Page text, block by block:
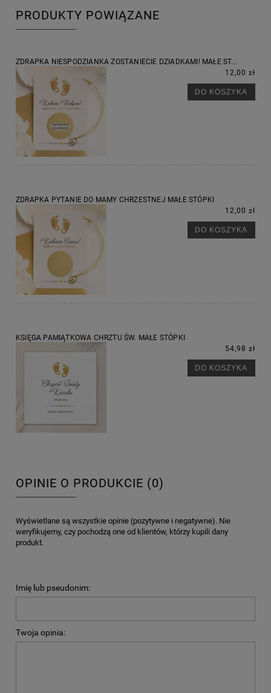
PRODUKTY POWIĄZANE
ZDRAPKA NIESPODZIANKA ZOSTANIECIE DZIADKAMI! MAŁE ST...
12,00 zł
DO KOSZYKA
ZDRAPKA PYTANIE DO MAMY CHRZESTNEJ MAŁE STÓPKI
12,00 zł
DO KOSZYKA
KSIĘGA PAMIĄTKOWA CHRZTU ŚW. MAŁE STÓPKI
54,98 zł
DO KOSZYKA
OPINIE O PRODUKCIE (0)
Wyświetlane są wszystkie opinie (pozytywne i negatywne). Nie
weryfikujemy, czy pochodzą one od klientów, którzy kupili dany
produkt.
Imię lub pseudonim:
Twoja opinia: